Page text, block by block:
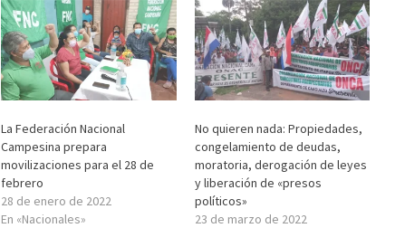
La Federación Nacional
Campesina prepara
movilizaciones para el 28 de
febrero
28 de enero de 2022
En «Nacionales»
No quieren nada: Propiedades,
congelamiento de deudas,
moratoria, derogación de leyes
y liberación de «presos
políticos»
23 de marzo de 2022